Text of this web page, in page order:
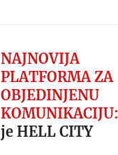
NAJNOVIJA
PLATFORMA ZA
OBJEDINJENU
KOMUNIKACIJU:
je HELL CITY